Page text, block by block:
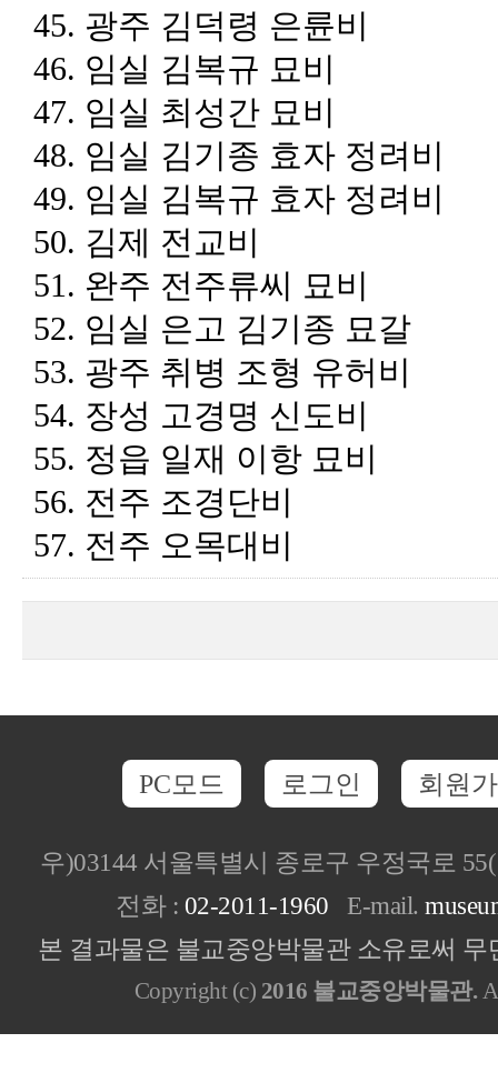
45. 광주 김덕령 은륜비
46. 임실 김복규 묘비
47. 임실 최성간 묘비
48. 임실 김기종 효자 정려비
49. 임실 김복규 효자 정려비
50. 김제 전교비
51. 완주 전주류씨 묘비
52. 임실 은고 김기종 묘갈
53. 광주 취병 조형 유허비
54. 장성 고경명 신도비
55. 정읍 일재 이항 묘비
56. 전주 조경단비
57. 전주 오목대비
PC모드 로그인 회원
우)03144 서울특별시 종로구 우정국로
전화 : 02-2011-1960 E-mail.
본 결과물은 불교중앙박물관 소유로써
Copyright (c) 2016 불교중앙박물관.